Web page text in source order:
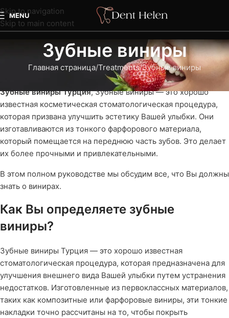
Skip to navigation
Skip to main content
MENU
Зубные виниры
Главная страница Treatments Зубные виниры
Зубные виниры Турция, Зубные виниры — это хорошо
известная косметическая стоматологическая процедура,
которая призвана улучшить эстетику Вашей улыбки. Они
изготавливаются из тонкого фарфорового материала,
который помещается на переднюю часть зубов. Это делает
их более прочными и привлекательными.
В этом полном руководстве мы обсудим все, что Вы должны
знать о винирах.
Как Вы определяете зубные
виниры?
Зубные виниры Турция — это хорошо известная
стоматологическая процедура, которая предназначена для
улучшения внешнего вида Вашей улыбки путем устранения
недостатков. Изготовленные из первоклассных материалов,
таких как композитные или фарфоровые виниры, эти тонкие
накладки точно рассчитаны на то, чтобы покрыть